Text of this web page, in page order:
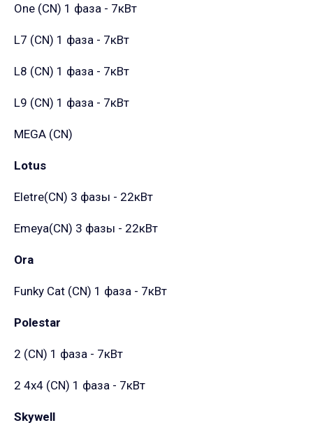
One (CN) 1 фаза - 7кВт
L7 (CN) 1 фаза - 7кВт
L8 (CN) 1 фаза - 7кВт
L9 (CN) 1 фаза - 7кВт
MEGA (CN)
Lotus
Eletre(CN) 3 фазы - 22кВт
Emeya(CN) 3 фазы - 22кВт
Ora
Funky Cat (CN) 1 фаза - 7кВт
Polestar
2 (CN) 1 фаза - 7кВт
2 4x4 (CN) 1 фаза - 7кВт
Skywell